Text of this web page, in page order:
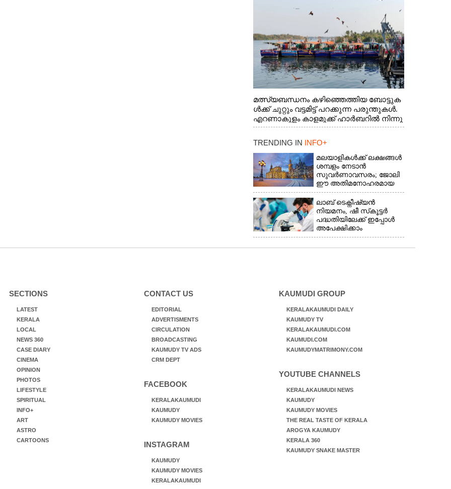
മത്സ്യബന്ധനം കഴിഞ്ഞെത്തിയ ബോട്ടുക
ൾക്ക് ചുറ്റും വട്ടമിട്ട് പറക്കുന്ന പരുന്തുകൾ.
എറണാകുളം കാളമുക്ക് ഹാർബറിൽ നിന്നു
ള്ള കാഴ്ച
TRENDING IN INFO+
മലയാളികൾക്ക് ലക്ഷങ്ങൾ
ശമ്പളം നേടാൻ
സുവർണാവസരം; ജോലി
ഈ അതിമനോഹരമായ
രാജ്യത്ത്
ലാബ് ടെക്നീഷ്യൻ
നിയമനം, ഷീ സ്‌കൂട്ടർ
പദ്ധതിയിലേക്ക് ഇപ്പോൾ
അപേക്ഷിക്കാം
SECTIONS
LATEST
KERALA
LOCAL
NEWS 360
CASE DIARY
CINEMA
OPINION
PHOTOS
LIFESTYLE
SPIRITUAL
INFO+
ART
ASTRO
CARTOONS
CONTACT US
EDITORIAL
ADVERTISMENTS
CIRCULATION
BROADCASTING
KAUMUDY TV ADS
CRM DEPT
FACEBOOK
KERALAKAUMUDI
KAUMUDY
KAUMUDY MOVIES
INSTAGRAM
KAUMUDY
KAUMUDY MOVIES
KERALAKAUMUDI
KAUMUDI GROUP
KERALAKAUMUDI DAILY
KAUMUDY TV
KERALAKAUMUDI.COM
KAUMUDI.COM
KAUMUDYMATRIMONY.COM
YOUTUBE CHANNELS
KERALAKAUMUDI NEWS
KAUMUDY
KAUMUDY MOVIES
THE REAL TASTE OF KERALA
AROGYA KAUMUDY
KERALA 360
KAUMUDY SNAKE MASTER